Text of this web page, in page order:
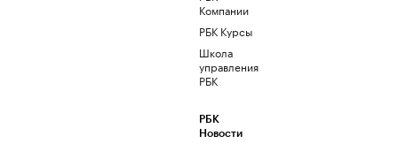
Компании
РБК Курсы
Школа
управления
РБК
РБК
Новости